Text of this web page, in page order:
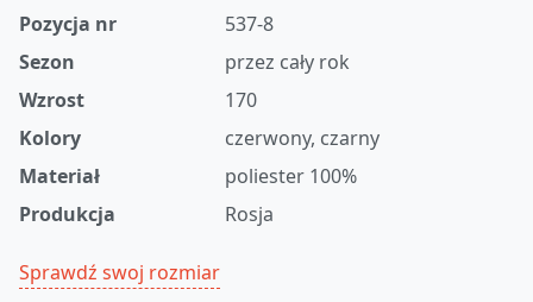
Pozycja nr
537-8
Sezon
przez cały rok
Wzrost
170
Kolory
czerwony, czarny
Materiał
poliester 100%
Produkcja
Rosja
Sprawdź swoj rozmiar